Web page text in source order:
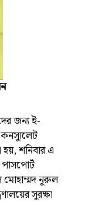
জন্য ই-
শনিবার এ
মোহাম্মদ নূরুল
সুরক্ষা